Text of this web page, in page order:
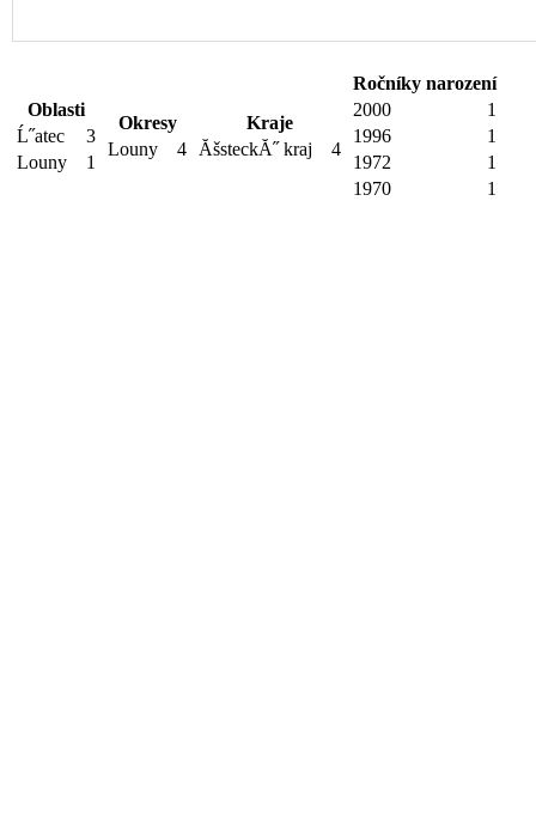
Oblasti
Ĺ˝atec
3
Louny
1
Okresy
Louny
4
Kraje
ĂšsteckĂ˝ kraj
4
Ročníky narození
2000
1
1996
1
1972
1
1970
1